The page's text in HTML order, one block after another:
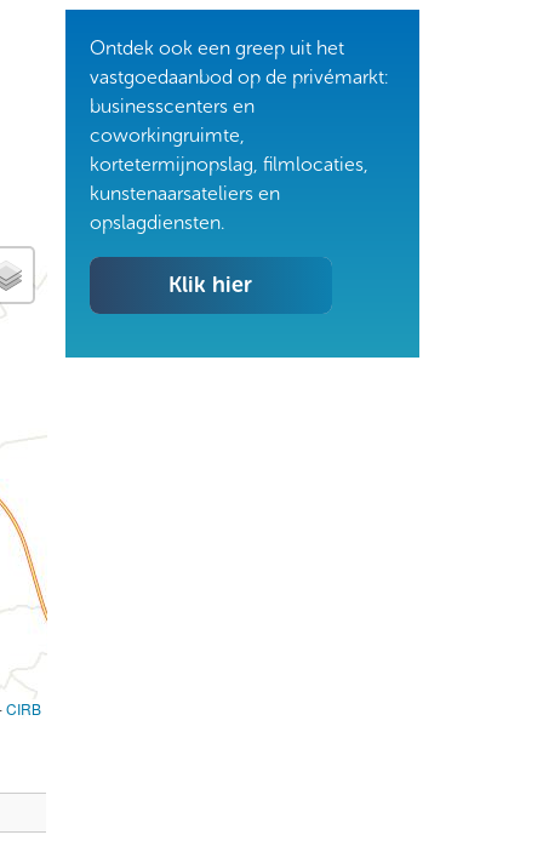
CIRB
Ontdek ook een greep uit het
vastgoedaanbod op de privémarkt:
businesscenters en
coworkingruimte,
kortetermijnopslag, filmlocaties,
kunstenaarsateliers en
opslagdiensten.
Klik hier